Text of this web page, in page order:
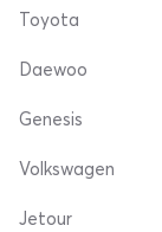
Toyota
Daewoo
Genesis
Volkswagen
Jetour